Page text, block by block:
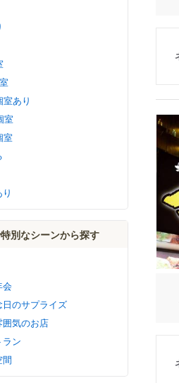
あり
室
室
別なシーンから探す
会
のサプライズ
気のお店
ン
間